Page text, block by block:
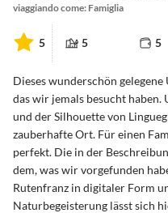
viaggiando come: Famiglia
5 5 5
Dieses wunderschön
das wir jemals besucht haben.
und der Silhouette von
zauberhafte Ort. Für einen
perfekt. Die in der
dem, was wir vorgefunden
Rutenfranz in digitaler Form
Naturbegeisterung lässt sich